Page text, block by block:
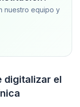
nuestro equipo y
digitalizar el